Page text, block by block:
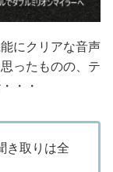
にクリアな音声
ったものの、テ
・・
き取りは全